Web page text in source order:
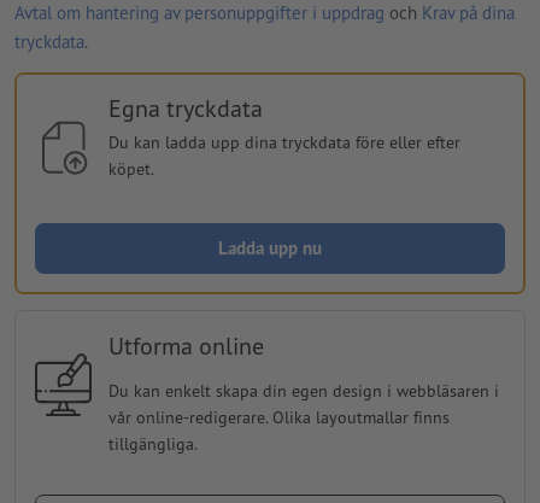
Avtal om hantering av personuppgifter i uppdrag och Krav på dina
tryckdata.
Egna tryckdata
Du kan ladda upp dina tryckdata före eller efter
köpet.
Ladda upp nu
Utforma online
Du kan enkelt skapa din egen design i webbläsaren i
vår online-redigerare. Olika layoutmallar finns
tillgängliga.